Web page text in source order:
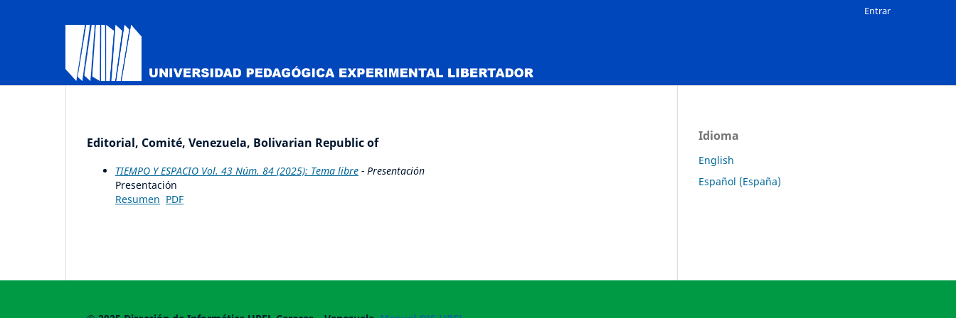
Entrar
Editorial, Comité, Venezuela, Bolivarian Republic of
TIEMPO Y ESPACIO Vol. 43 Núm. 84 (2025): Tema libre - Presentación
Presentación
Resumen PDF
Idioma
English
Español (España)